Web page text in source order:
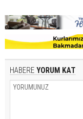
HABERE YORUM KAT